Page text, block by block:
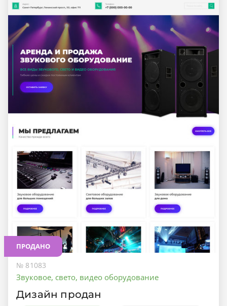
ПРОДАНО
№ 81083
Звуковое, свето, видео оборудование
Дизайн продан